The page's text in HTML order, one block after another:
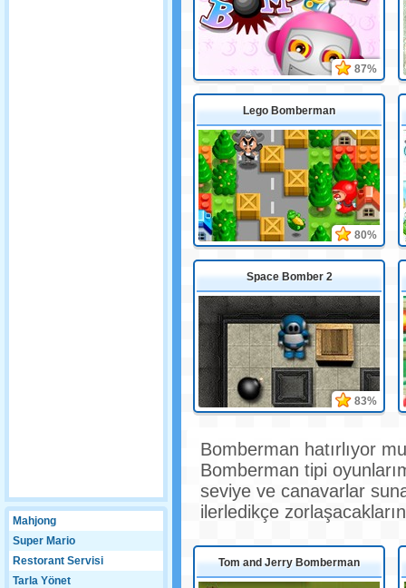
Mahjong
Super Mario
Restorant Servisi
Tarla Yönet
87%
Lego Bomberman
80%
Space Bomber 2
83%
Bomberman hatırlıyor
Bomberman tipi
seviye ve canavarlar
ilerledikçe
Tom and Jerry Bomberman